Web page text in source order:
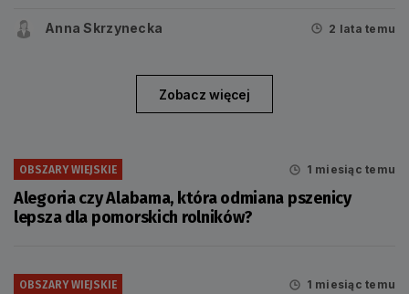
Anna Skrzynecka 2 lata temu
Zobacz więcej
OBSZARY WIEJSKIE 1 miesiąc temu
Alegoria czy Alabama, która odmiana pszenicy
lepsza dla pomorskich rolników?
OBSZARY WIEJSKIE 1 miesiąc temu